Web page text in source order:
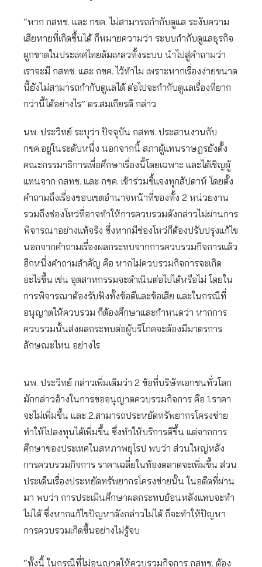
“หาก กสทช. และ กขค. ไม่สามารถกำกับดูแล ระงับความ
เสียหายที่เกิดขึ้นได้ ก็หมายความว่า ระบบกำกับดูแลธุรกิจ
ผูกขาดในประเทศไทยล้มเหลวทั้งระบบ นำไปสู่คำถามว่า
เราจะมี กสทช. และ กขค. ไว้ทำไม เพราะหากเรื่องง่ายขนาด
นี้ยังไม่สามารถกำกับดูแลได้ ต่อไปจะกำกับดูแลเรื่องที่ยาก
กว่านี้ได้อย่างไร” ดร.สมเกียรติ กล่าว
นพ. ประวิทย์ ระบุว่า ปัจจุบัน กสทช. ประสานงานกับ
กขค.อยู่ในระดับหนึ่ง นอกจากนี้ สภาผู้แทนราษฎรยังตั้ง
คณะกรรมาธิการเพื่อศึกษาเรื่องนี้โดยเฉพาะ และได้เชิญผู้
แทนจาก กสทช. และ กขค. เข้าร่วมชี้แจงทุกสัปดาห์ โดยตั้ง
คำถามถึงเรื่องขอบเขตอำนาจหน้าที่ของทั้ง 2 หน่วยงาน
รวมถึงช่องโหว่ที่อาจทำให้การควบรวมดังกล่าวไม่ผ่านการ
พิจารณาอย่างแท้จริง ซึ่งหากมีช่องโหว่ก็ต้องปรับปรุงแก้ไข
นอกจากคำถามเรื่องผลกระทบจากการควบรวมกิจการแล้ว
อีกหนึ่งคำถามสำคัญ คือ หากไม่ควบรวมกิจการจะเกิด
อะไรขึ้น เช่น อุตสาหกรรมจะดำเนินต่อไปได้หรือไม่ โดยใน
การพิจารณาต้องรับฟังทั้งข้อดีและข้อเสีย และในกรณีที่
อนุญาตให้ควบรวม ก็ต้องศึกษาและกำหนดว่า หากการ
ควบรวมนั้นส่งผลกระทบต่อผู้บริโภคจะต้องมีมาตรการ
ลักษณะไหน อย่างไร
นพ. ประวิทย์ กล่าวเพิ่มเติมว่า 2 ข้อที่บริษัทเอกชนทั่วโลก
มักกล่าวอ้างในการขออนุญาตควบรวมกิจการ คือ 1.ราคา
จะไม่เพิ่มขึ้น และ 2.สามารถประหยัดทรัพยากรโครงข่าย
ทำให้ไปลงทุนได้เพิ่มขึ้น ซึ่งทำให้บริการดีขึ้น แต่จากการ
ศึกษาของประเทศในสหภาพยุโรป พบว่า ส่วนใหญ่หลัง
การควบรวมกิจการ ราคาเฉลี่ยในท้องตลาดจะเพิ่มขึ้น ส่วน
ประเด็นเรื่องประหยัดทรัพยากรโครงข่ายนั้น ในอดีตที่ผ่าน
มา พบว่า การประเมินศึกษาผลกระทบย้อนหลังแทบจะทำ
ไม่ได้ ซึ่งหากแก้ไขปัญหาดังกล่าวไม่ได้ ก็จะทำให้ปัญหา
การควบรวมเกิดขึ้นอย่างไม่รู้จบ
“ทั้งนี้ ในกรณีที่ไม่อนุญาตให้ควบรวมกิจการ กสทช. ต้อง